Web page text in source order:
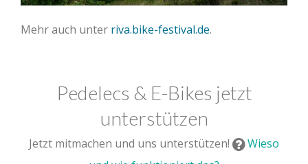
Mehr auch unter riva.bike-festival.de.
Pedelecs & E-Bikes jetzt
unterstützen
Jetzt mitmachen und uns unterstützen!
Wieso